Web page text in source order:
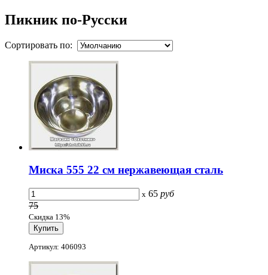
Пикник по-Русски
Сортировать по:
Миска 555 22 см нержавеющая сталь
x 65 руб
75
Скидка 13%
Артикул: 406093